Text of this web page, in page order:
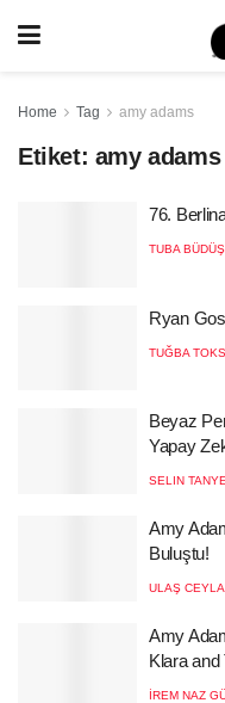
Home Tag amy adams
Etiket: amy adams
76.
TUBA BÜDÜŞ
Ryan
TUĞBA
Beyaz
Yapay
SELIN
Amy
Buluştu!
ULAŞ
Amy
Klara and
İREM NAZ